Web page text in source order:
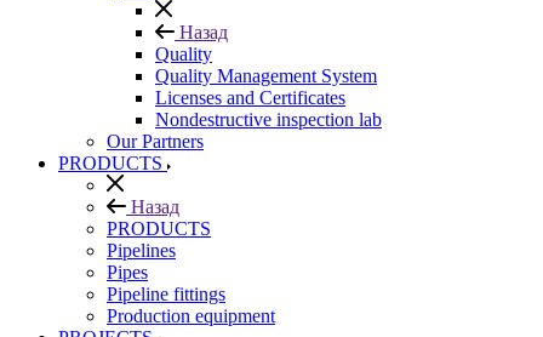
Назад
Quality
Quality Management System
Licenses and Certificates
Nondestructive inspection lab
Our Partners
PRODUCTS
Назад
PRODUCTS
Pipelines
Pipes
Pipeline fittings
Production equipment